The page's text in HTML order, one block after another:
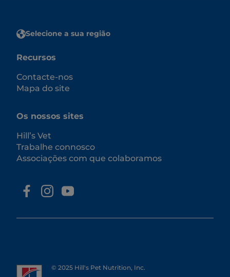
Selecione a sua região
Recursos
Contacte-nos
Mapa do site
Os nossos sites
Hill’s Vet
Trabalhe connosco
Associações com que colaboramos
© 2025 Hill's Pet Nutrition, Inc.